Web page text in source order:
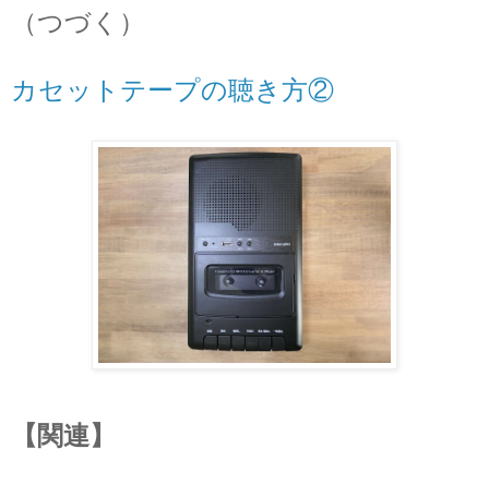
（つづく）
カセットテープの聴き方②
【関連】